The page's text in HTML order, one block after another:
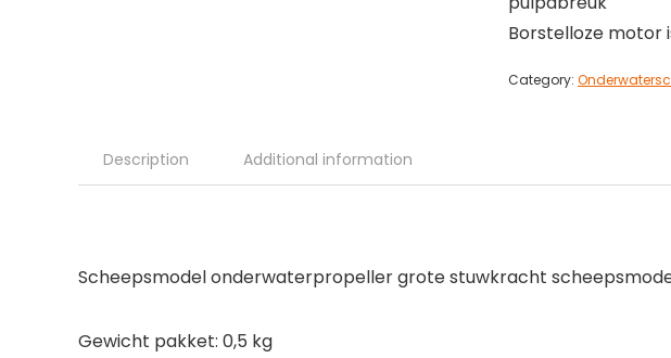
Borstelloze motor
Category:
Description Additional information
Scheepsmodel onderwaterpropeller grote stuwkracht
Gewicht pakket: 0,5 kg